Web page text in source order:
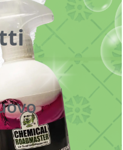
cookie salvi i miei dati
commento.